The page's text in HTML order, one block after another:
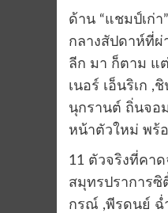
ด้าน “แชมป์เก่
กลางสัปดาห์ที่ผ่
ลีก มา ก็ตาม แ
เนอร์ เอ็นริเก
นุกรานต์ ถิ่นจอ
หน้าตัวใหม่ พร้
11 ตัวจริงที่คา
สมุทรปราการซิ
กรณ์ ,พีรดนย์ ฉ่